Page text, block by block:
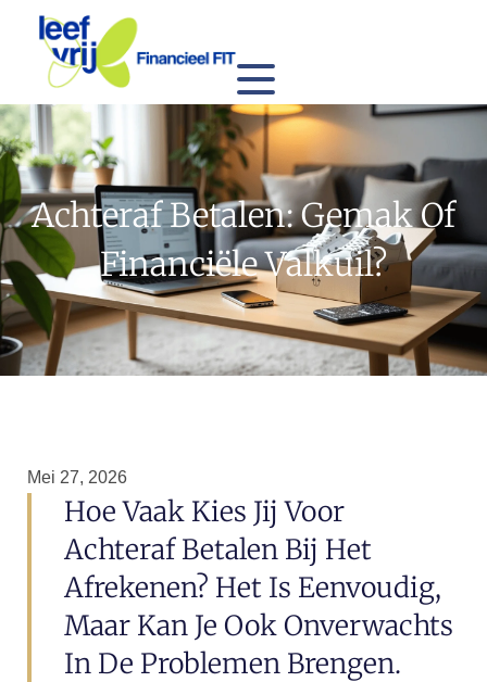
Achteraf Betalen: Gemak Of
Financiële Valkuil?
Mei 27, 2026
Hoe Vaak Kies Jij Voor
Achteraf Betalen Bij Het
Afrekenen? Het Is Eenvoudig,
Maar Kan Je Ook Onverwachts
In De Problemen Brengen.